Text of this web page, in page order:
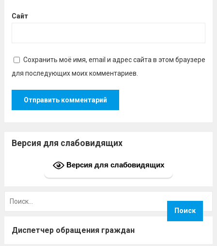
Сайт
Сохранить моё имя, email и адрес сайта в этом браузере
для последующих моих комментариев.
Версия для слабовидящих
Версия для слабовидящих
Диспетчер обращения граждан